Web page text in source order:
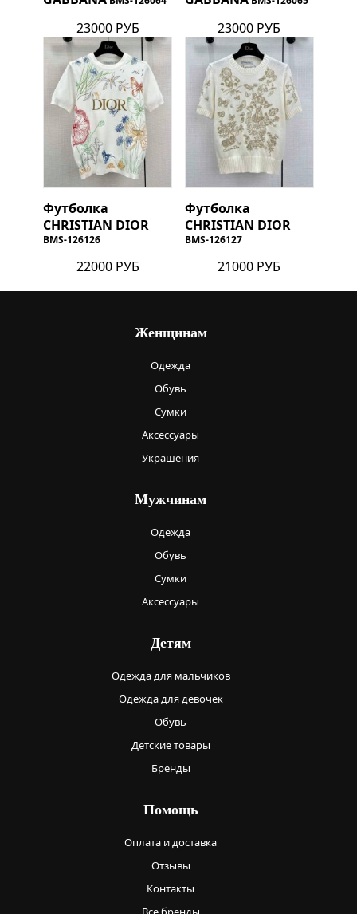
23000 РУБ 23000 РУБ
Футболка
CHRISTIAN DIOR
BMS-126126
22000 РУБ
Футболка
CHRISTIAN DIOR
BMS-126127
21000 РУБ
Женщинам
Одежда
Обувь
Сумки
Аксессуары
Украшения
Мужчинам
Одежда
Обувь
Сумки
Аксессуары
Детям
Одежда для мальчиков
Одежда для девочек
Обувь
Детские товары
Бренды
Помощь
Оплата и доставка
Отзывы
Контакты